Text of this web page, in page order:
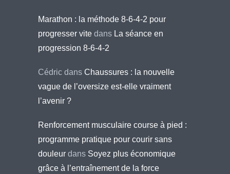
Marathon : la méthode 8-6-4-2 pour
progresser vite dans La séance en
progression 8-6-4-2
Cédric dans Chaussures : la nouvelle
vague de l’oversize est-elle vraiment
l’avenir ?
Renforcement musculaire course à pied :
programme pratique pour courir sans
douleur dans Soyez plus économique
grâce à l’entraînement de la force